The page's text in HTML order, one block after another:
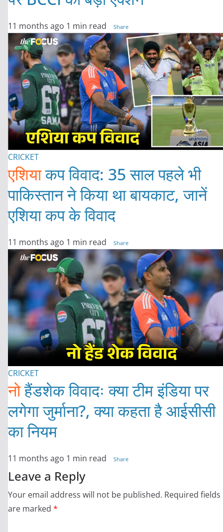
11 months ago 1 min read Share
CRICKET
एशियाकप विवाद: 35 साल पहले भी
पाकिस्तान ने किया था बायकाट, जानें
एशिया कप के विवाद
11 months ago 1 min read Share
CRICKET
नोहैंडशेक विवादः क्या टीम इंडिया पर
लगेगा जुर्माना?, क्या कहता है आईसीसी
का नियम
11 months ago 1 min read Share
Leave a Reply
Your email address will not be published. Required fields
are marked *